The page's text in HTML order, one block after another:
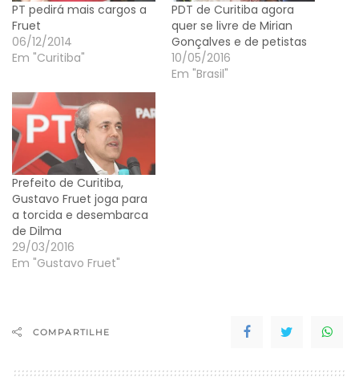
PT pedirá mais cargos a
Fruet
06/12/2014
Em "Curitiba"
PDT de Curitiba agora
quer se livre de Mirian
Gonçalves e de petistas
10/05/2016
Em "Brasil"
Prefeito de Curitiba,
Gustavo Fruet joga para
a torcida e desembarca
de Dilma
29/03/2016
Em "Gustavo Fruet"
COMPARTILHE